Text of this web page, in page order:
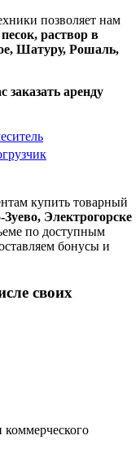
позволяет нам
раствор в
Шатуру, Рошаль,
заказать аренду
купить товарный
Электрогорске
по доступным
бонусы и
своих